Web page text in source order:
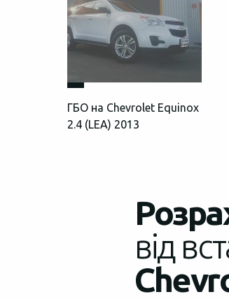
ГБО на Chevrolet Equinox
2.4 (LEA) 2013
від